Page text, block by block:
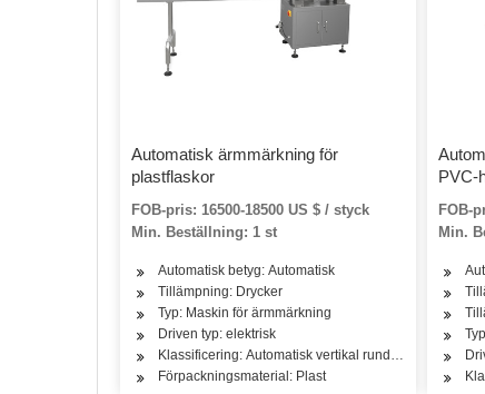
Automatisk ärmmärkning för
plastflaskor
FOB-pris: 16500-18500 US $ / styck
Min. Beställning: 1 st
Automatisk betyg: Automatisk
Tillämpning: Drycker
Typ: Maskin för ärmmärkning
Driven typ: elektrisk
Klassificering: Automatisk vertikal rund
Förpackningsmaterial: Plast
PVC-
FOB-
Min.